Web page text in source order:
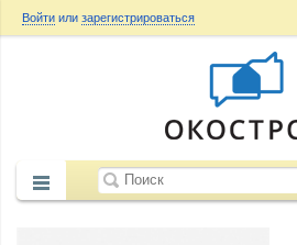
Войти или зарегистрироваться